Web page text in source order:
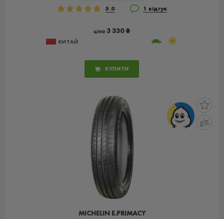
5.0 1 відгук
ціна 3 330 ₴
КИТАЙ
КУПИТИ
MICHELIN E.PRIMACY